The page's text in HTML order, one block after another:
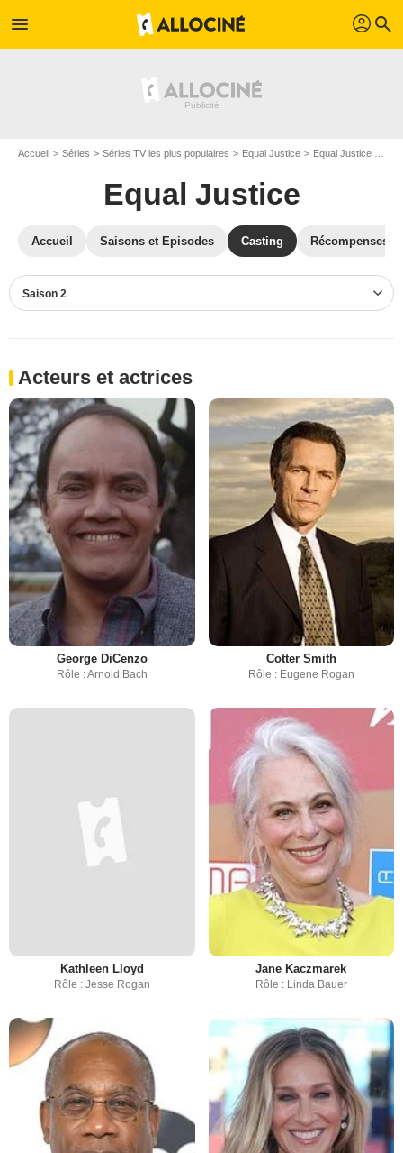
menu profil search
Accueil Séries Séries TV les plus populaires Equal Justice Equal Justice S02
Equal Justice
Accueil Saisons et Episodes Casting Récompenses
Saison 2
Acteurs et actrices
George DiCenzo
Rôle : Arnold Bach
Cotter Smith
Rôle : Eugene Rogan
Kathleen Lloyd
Rôle : Jesse Rogan
Jane Kaczmarek
Rôle : Linda Bauer